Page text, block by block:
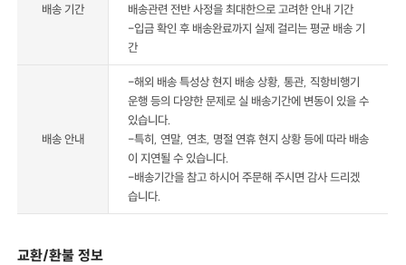
배송 기간
배송관련 전반 사정을 최대한으로 고려한 안내 기간
-입금 확인 후 배송완료까지 실제 걸리는 평균 배송 기
간
배송 안내
-해외 배송 특성상 현지 배송 상황, 통관, 직항비행기
운행 등의 다양한 문제로 실 배송기간에 변동이 있을 수
있습니다.
-특히, 연말, 연초, 명절 연휴 현지 상황 등에 따라 배송
이 지연될 수 있습니다.
-배송기간을 참고 하시어 주문해 주시면 감사 드리겠
습니다.
교환/환불 정보